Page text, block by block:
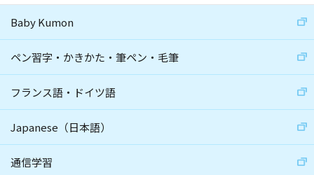
Baby Kumon
ペン習字・かきかた・筆ペン・毛筆
フランス語・ドイツ語
Japanese（日本語）
通信学習